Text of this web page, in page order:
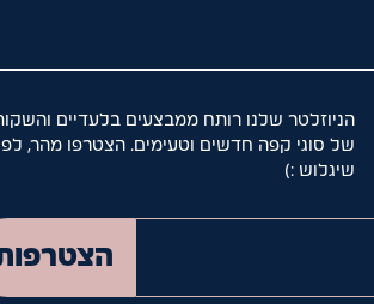
הניוזלטר שלנו רותח ממבצעים בלעדיים
של סוגי קפה חדשים וטעימים. הצטרפו מהר,
שיגלוש :)